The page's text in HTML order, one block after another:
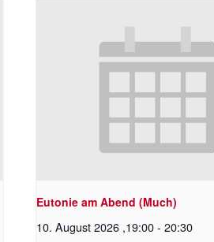
Eutonie am Abend (Much)
10. August 2026 ,19:00- 20:30